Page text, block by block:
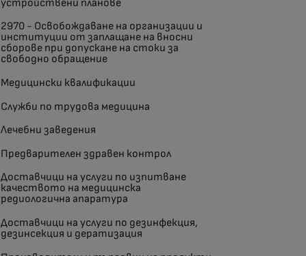
устройствени планове
2970 - Освобождаване на организации и
институции от заплащане на вносни
сборове при допускане на стоки за
свободно обращение
Медицински квалификации
Служби по трудова медицина
Лечебни заведения
Предварителен здравен контрол
Доставчици на услуги по изпитване
качеството на медицинска
редиологична апаратура
Доставчици на услуги по дезинфекция,
дезинсекция и дератизация